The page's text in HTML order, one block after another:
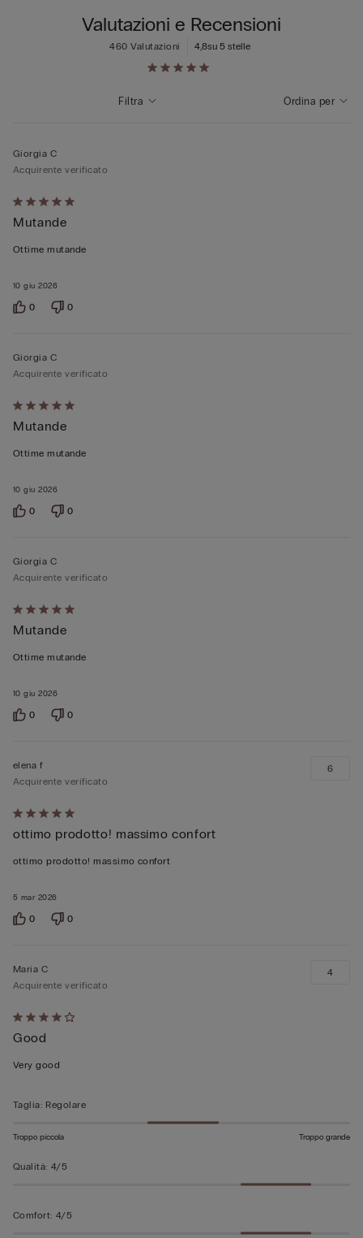
Valutazioni e Recensioni
4,8su 5 stelle
460 Valutazioni
Ordina per
Filtra
Valutato
5
su
10 giu 2026
Giorgia C
Acquirente verificato
Mutande
Ottime mutande
0 0
Valutato
5
su
10 giu 2026
Giorgia C
Acquirente verificato
Mutande
Ottime mutande
0 0
Valutato
5
su
10 giu 2026
Giorgia C
Acquirente verificato
Mutande
Ottime mutande
0 0
Valutato
5
su
5 mar 2026
elena f
Acquirente verificato
ottimo prodotto! massimo confort
ottimo prodotto! massimo confort
6
0 0
Valutato
4
su
Maria C
Acquirente verificato
Good
Very good
4
Taglia: Regolare
Troppo piccola Troppo grande
Qualità: 4/5
Comfort: 4/5